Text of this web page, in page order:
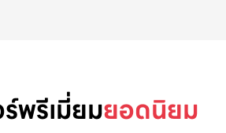
พรีเมี่ยมยอดนิยม